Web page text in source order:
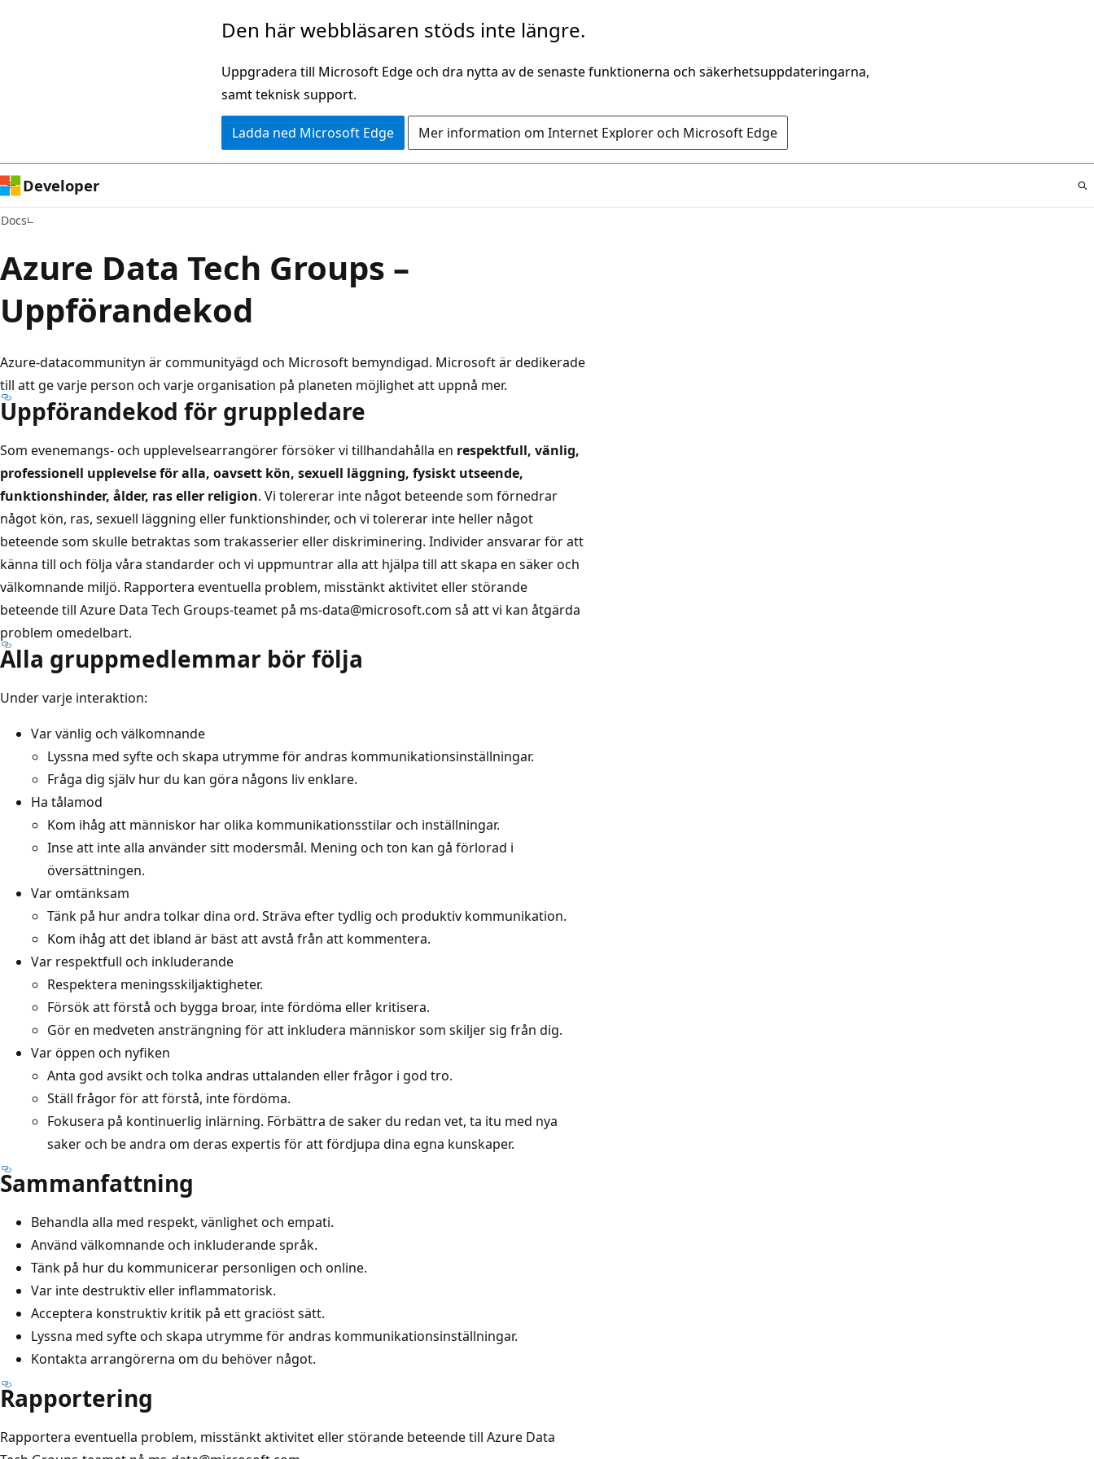
Den här webbläsaren stöds inte längre.
Uppgradera till Microsoft Edge och dra nytta av de senaste funktionerna och säkerhetsuppdateringarna,
samt teknisk support.
Ladda ned Microsoft Edge Mer information om Internet Explorer och Microsoft Edge
Developer
Docs
Azure Data Tech Groups –
Uppförandekod
Azure-datacommunityn är communityägd och Microsoft bemyndigad. Microsoft är dedikerade
till att ge varje person och varje organisation på planeten möjlighet att uppnå mer.
Uppförandekod för gruppledare
Som evenemangs- och upplevelsearrangörer försöker vi tillhandahålla en respektfull, vänlig,
professionell upplevelse för alla, oavsett kön, sexuell läggning, fysiskt utseende,
funktionshinder, ålder, ras eller religion. Vi tolererar inte något beteende som förnedrar
något kön, ras, sexuell läggning eller funktionshinder, och vi tolererar inte heller något
beteende som skulle betraktas som trakasserier eller diskriminering. Individer ansvarar för att
känna till och följa våra standarder och vi uppmuntrar alla att hjälpa till att skapa en säker och
välkomnande miljö. Rapportera eventuella problem, misstänkt aktivitet eller störande
beteende till Azure Data Tech Groups-teamet på ms-data@microsoft.com så att vi kan åtgärda
problem omedelbart.
Alla gruppmedlemmar bör följa
Under varje interaktion:
Var vänlig och välkomnande
Lyssna med syfte och skapa utrymme för andras kommunikationsinställningar.
Fråga dig själv hur du kan göra någons liv enklare.
Ha tålamod
Kom ihåg att människor har olika kommunikationsstilar och inställningar.
Inse att inte alla använder sitt modersmål. Mening och ton kan gå förlorad i
översättningen.
Var omtänksam
Tänk på hur andra tolkar dina ord. Sträva efter tydlig och produktiv kommunikation.
Kom ihåg att det ibland är bäst att avstå från att kommentera.
Var respektfull och inkluderande
Respektera meningsskiljaktigheter.
Försök att förstå och bygga broar, inte fördöma eller kritisera.
Gör en medveten ansträngning för att inkludera människor som skiljer sig från dig.
Var öppen och nyfiken
Anta god avsikt och tolka andras uttalanden eller frågor i god tro.
Ställ frågor för att förstå, inte fördöma.
Fokusera på kontinuerlig inlärning. Förbättra de saker du redan vet, ta itu med nya
saker och be andra om deras expertis för att fördjupa dina egna kunskaper.
Sammanfattning
Behandla alla med respekt, vänlighet och empati.
Använd välkomnande och inkluderande språk.
Tänk på hur du kommunicerar personligen och online.
Var inte destruktiv eller inflammatorisk.
Acceptera konstruktiv kritik på ett graciöst sätt.
Lyssna med syfte och skapa utrymme för andras kommunikationsinställningar.
Kontakta arrangörerna om du behöver något.
Rapportering
Rapportera eventuella problem, misstänkt aktivitet eller störande beteende till Azure Data